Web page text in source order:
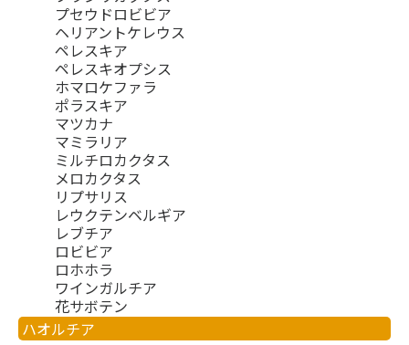
プセウドロビビア
ヘリアントケレウス
ペレスキア
ペレスキオプシス
ホマロケファラ
ポラスキア
マツカナ
マミラリア
ミルチロカクタス
メロカクタス
リプサリス
レウクテンベルギア
レブチア
ロビビア
ロホホラ
ワインガルチア
花サボテン
ハオルチア